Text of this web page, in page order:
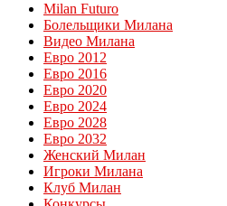
Milan Futuro
Болельщики Милана
Видео Милана
Евро 2012
Евро 2016
Евро 2020
Евро 2024
Евро 2028
Евро 2032
Женский Милан
Игроки Милана
Клуб Милан